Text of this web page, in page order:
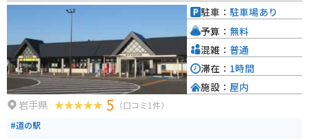
水百選にも選ばれており、道の駅でもその名水を味わうことができます。ま
た、地元で採れた新鮮な野菜や果物、海産物なども販売されており、お土産
にもおすすめです。
岩手県 5 （口コミ1件）
#道の駅
駐車： 駐車場あり
予算： 無料
混雑： 普通
滞在： 1時間
施設： 屋内